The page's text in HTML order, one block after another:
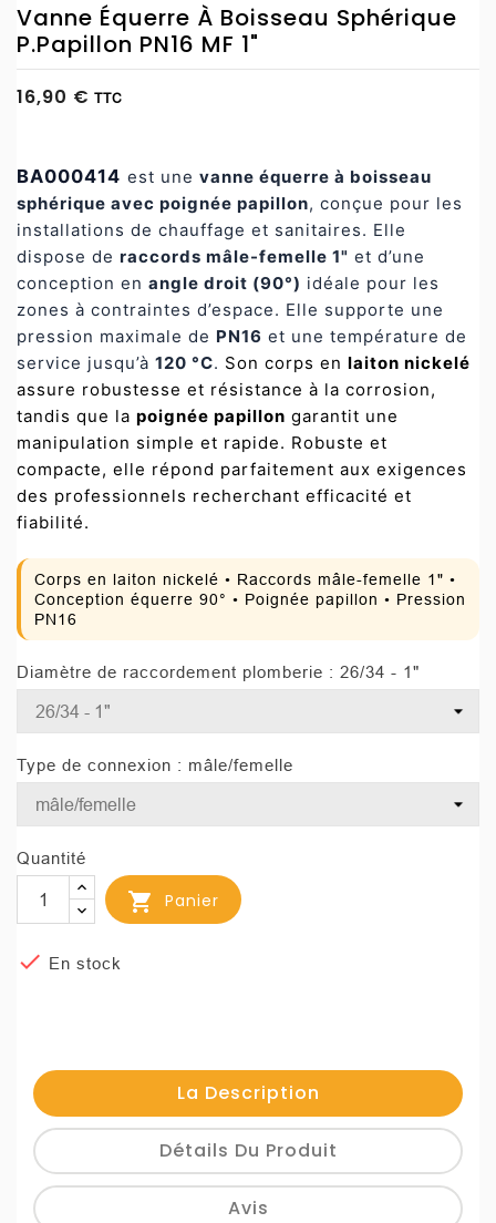
Vanne Équerre À Boisseau Sphérique
P.papillon PN16 MF 1"
16,90 € TTC
BA000414 est une vanne équerre à boisseau
sphérique avec poignée papillon, conçue pour les
installations de chauffage et sanitaires. Elle
dispose de raccords mâle-femelle 1" et d’une
conception en angle droit (90°) idéale pour les
zones à contraintes d’espace. Elle supporte une
pression maximale de PN16 et une température de
service jusqu’à 120 °C. Son corps en laiton nickelé
assure robustesse et résistance à la corrosion,
tandis que la poignée papillon garantit une
manipulation simple et rapide. Robuste et
compacte, elle répond parfaitement aux exigences
des professionnels recherchant efficacité et
fiabilité.
Corps en laiton nickelé • Raccords mâle-femelle 1" •
Conception équerre 90° • Poignée papillon • Pression
PN16
Diamètre de raccordement plomberie : 26/34 - 1"
Type de connexion : mâle/femelle
Quantité
 Panier
 En stock
La Description
Détails Du Produit
Avis